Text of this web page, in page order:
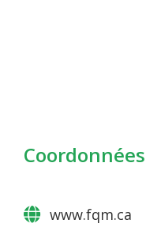
Coordonnées
www.fqm.ca